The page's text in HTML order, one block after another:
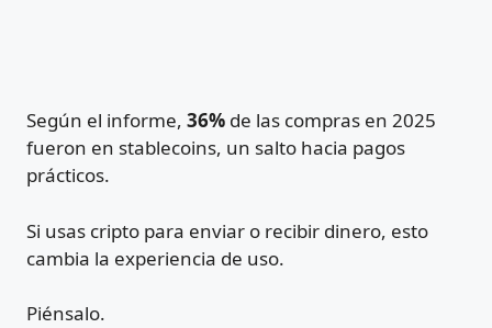
Según el informe, 36% de las compras en 2025
fueron en stablecoins, un salto hacia pagos
prácticos.
Si usas cripto para enviar o recibir dinero, esto
cambia la experiencia de uso.
Piénsalo.